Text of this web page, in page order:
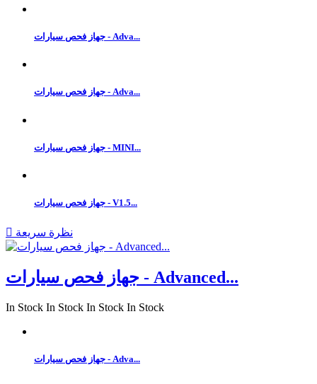
جهاز فحص سيارات - Adva...
جهاز فحص سيارات - Adva...
جهاز فحص سيارات - MINI...
جهاز فحص سيارات - V1.5...
 نظرة سريعة
جهاز فحص سيارات - Advanced...
In Stock In Stock In Stock In Stock
جهاز فحص سيارات - Adva...